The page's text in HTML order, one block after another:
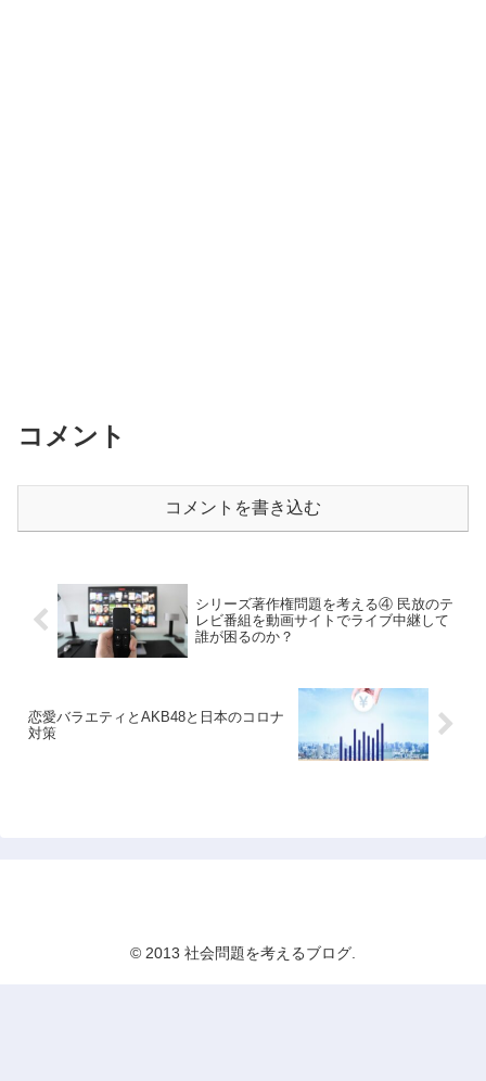
コメント
コメントを書き込む
シリーズ著作権問題を考える④ 民放のテ
レビ番組を動画サイトでライブ中継して
誰が困るのか？
恋愛バラエティとAKB48と日本のコロナ
対策
© 2013 社会問題を考えるブログ.